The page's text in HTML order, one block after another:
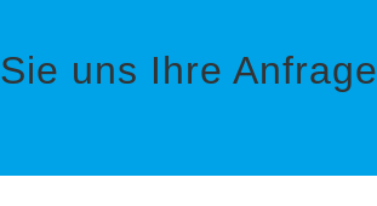
uns Ihre Anfrage